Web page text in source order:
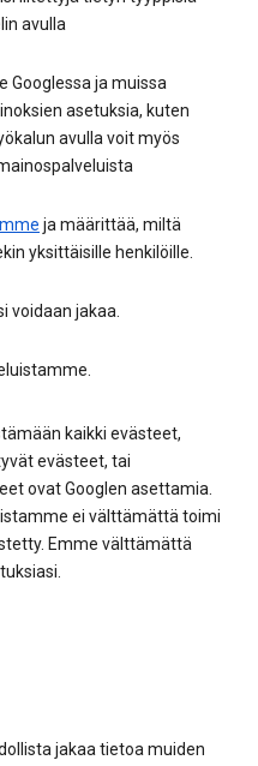
avulla
Googlessa ja muissa
asetuksia, kuten
avulla voit myös
ja määrittää, miltä
yksittäisille henkilöille.
voidaan jakaa.
kaikki evästeet,
evästeet, tai
ovat Googlen asettamia.
ei välttämättä toimi
Emme välttämättä
jakaa tietoa muiden